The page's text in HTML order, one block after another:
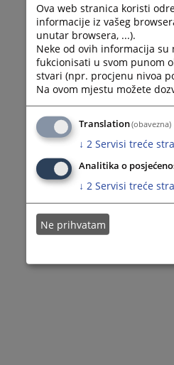
Ova web stranica koristi
informacije iz vašeg
unutar browsera, ...).
Neke od ovih informacija
fukcionisati u svom punom
stvari (npr. procjenu nivoa
Na ovom mjestu možete
Translation(obavezna)
↓ 2 Servisi treće
Analitika o
↓ 2 Servisi treće
Ne prihvatam